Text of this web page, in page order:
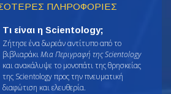
ΠΛΗΡΟΦΟΡΙΕΣ
Τι είναι η Scientology;
Ζήτησε ένα δωρεάν αντίτυπο από το
βιβλιαράκιΜια Περιγραφή της Scientology
και ανακάλυψε το μονοπάτι της θρησκείας
της Scientology προς την πνευματική
διαφώτιση και ελευθερία.